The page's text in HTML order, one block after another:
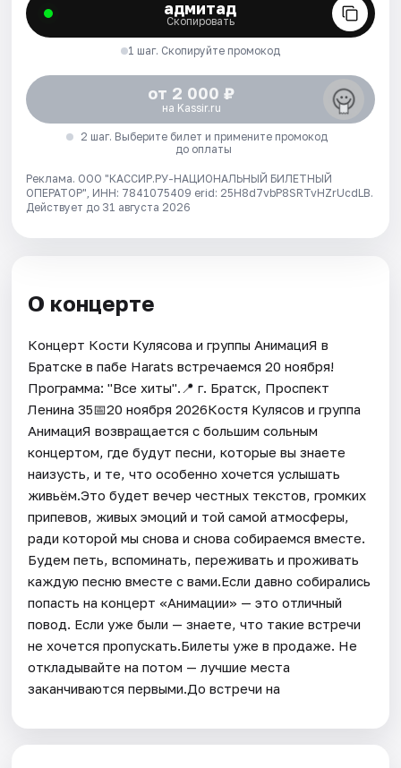
адмитад
Скопировать
1 шаг. Скопируйте промокод
от 2 000 ₽
на Kassir.ru
2 шаг. Выберите билет и примените промокод
до оплаты
Реклама. ООО "КАССИР.РУ-НАЦИОНАЛЬНЫЙ БИЛЕТНЫЙ
ОПЕРАТОР", ИНН: 7841075409 erid: 25H8d7vbP8SRTvHZrUcdLB.
Действует до 31 августа 2026
О концерте
Концерт Кости Кулясова и группы АнимациЯ в
Братске в пабе Harats встречаемся 20 ноября!
Программа: "Все хиты".📍 г. Братск, Проспект
Ленина 35📅20 ноября 2026Костя Кулясов и группа
АнимациЯ возвращается с большим сольным
концертом, где будут песни, которые вы знаете
наизусть, и те, что особенно хочется услышать
живьём.Это будет вечер честных текстов, громких
припевов, живых эмоций и той самой атмосферы,
ради которой мы снова и снова собираемся вместе.
Будем петь, вспоминать, переживать и проживать
каждую песню вместе с вами.Если давно собирались
попасть на концерт «Анимации» — это отличный
повод. Если уже были — знаете, что такие встречи
не хочется пропускать.Билеты уже в продаже. Не
откладывайте на потом — лучшие места
заканчиваются первыми.До встречи на